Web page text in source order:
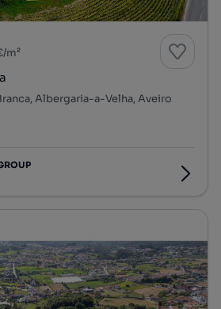
m²
Albergaria-a-Velha, Aveiro